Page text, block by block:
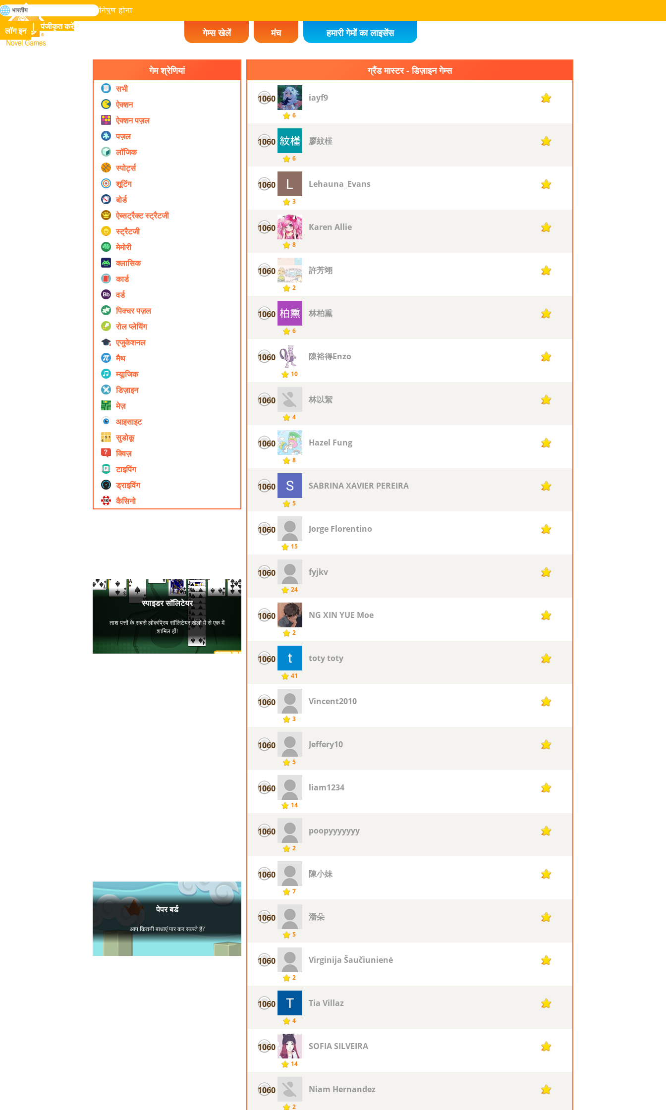
Novel Games
मानव इतिहास में सभी गेम में निपुण होना
खोजे
गेम्स खेलें मंच हमारी गेमों का लाइसेंस
लॉग इन पंजीकृत करें
भारतीय
गेम श्रेणियां
सभी
ऐक्शन
ऐक्शन पज़ल
पज़ल
लॉजिक
स्पोर्ट्स
शूटिंग
बोर्ड
ऐब्सट्रैक्ट स्ट्रैटजी
स्ट्रैटजी
मेमोरी
क्लासिक
कार्ड
वर्ड
पिक्चर पज़ल
रोल प्ले‍यिंग
एजुकेशनल
मैथ
म्यूाजिक
डिज़ाइन
मेज़
आइसाइट
सुडोकू
क्विज़
टाइपिंग
ड्राइविंग
कैसिनो
ग्रैंड मास्टर - डिज़ाइन गेम्स
1060
6
iayf9 2
1060
6
廖紋槿 2
1060
3
Lehauna_Evans 2
1060
8
Karen Allie 2
1060
2
許芳翊 2
1060
6
林柏熏 2
1060
10
陳裕得Enzo 2
1060
4
林以絜 2
1060
8
Hazel Fung 2
1060
5
SABRINA XAVIER PEREIRA 2
1060
15
Jorge Florentino 2
1060
24
fyjkv 2
1060
2
NG XIN YUE Moe 2
1060
41
toty toty 2
1060
3
Vincent2010 2
1060
5
Jeffery10 2
1060
14
liam1234 2
1060
2
poopyyyyyyy 2
1060
7
陳小妹 2
1060
5
潘朵 2
1060
2
Virginija Šaučiunienė 2
1060
4
Tia Villaz 2
1060
14
SOFIA SILVEIRA 2
1060
2
Niam Hernandez 2